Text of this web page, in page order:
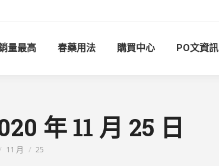
量最高 春藥用法 購買中心 PO文資訊
年 11 月 25 日
11 月 25